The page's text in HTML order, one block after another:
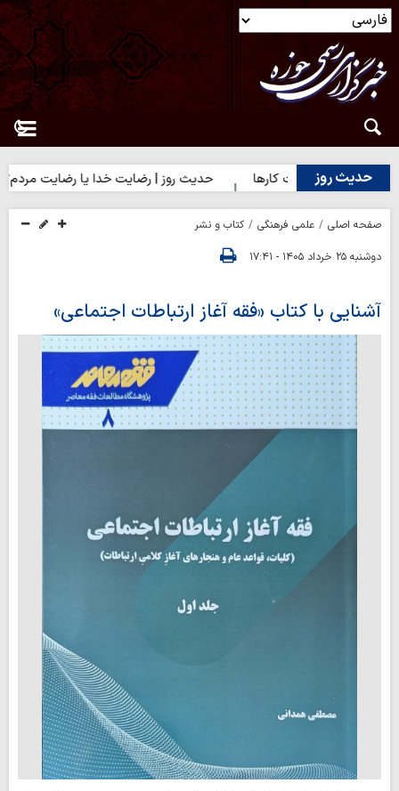
حدیث روز
آغاز درست کارها حدیث روز | رضایت خدا یا رضایت مردم؟
صفحه اصلی علمی فرهنگی
کتاب و نشر
دوشنبه ۲۵ خرداد ۱۴۰۵ - ۱۷:۴۱
آشنایی با کتاب «فقه آغاز ارتباطات اجتماعی»